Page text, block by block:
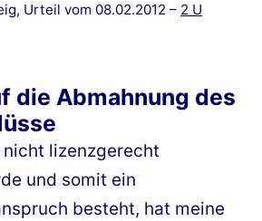
Urteil vom 08.02.2012 – 2 U
die Abmahnung des
nicht lizenzgerecht
und somit ein
besteht, hat meine